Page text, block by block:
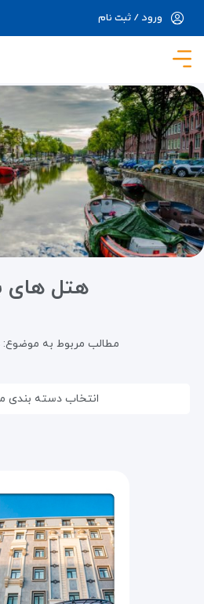
در حال حاضر ارتباط با
ورود / ثبت نام
هتل های
مطالب مربوط به موضوع:
انتخاب دسته بندی